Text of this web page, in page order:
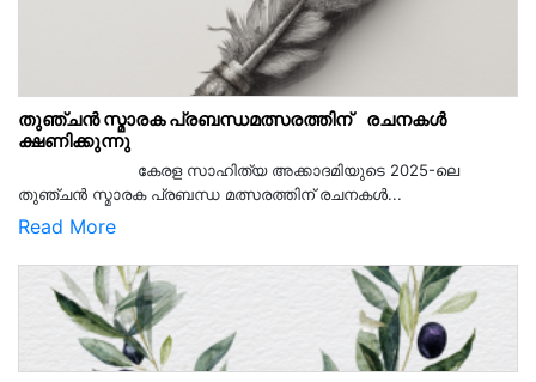
തുഞ്ചൻ സ്മാരക പ്രബന്ധമത്സരത്തിന് രചനകൾ
ക്ഷണിക്കുന്നു
കേരള സാഹിത്യ അക്കാദമിയുടെ 2025-ലെ
തുഞ്ചൻ സ്മാരക പ്രബന്ധ മത്സരത്തിന് രചനകൾ...
Read More